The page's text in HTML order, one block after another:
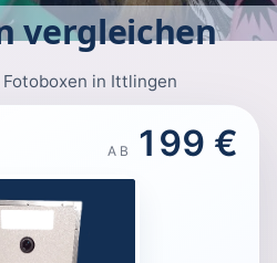
vergleichen
in Ittlingen
AB 199 €